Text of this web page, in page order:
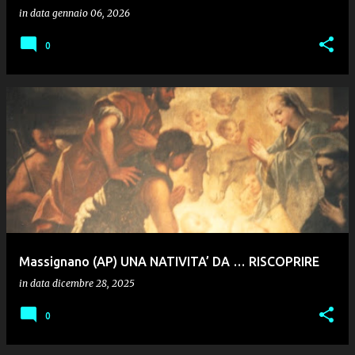
in data gennaio 06, 2026
0
Massignano (AP) UNA NATIVITA’ DA … RISCOPRIRE
in data dicembre 28, 2025
0